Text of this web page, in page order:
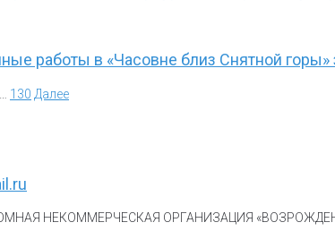
работы в «Часовне близ Снятной
130 Далее
НЕКОММЕРЧЕСКАЯ ОРГАНИЗАЦИЯ